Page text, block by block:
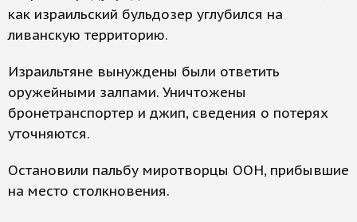
как израильский бульдозер углубился на
ливанскую территорию.
Израильтяне вынуждены были ответить
оружейными залпами. Уничтожены
бронетранспортер и джип, сведения о потерях
уточняются.
Остановили пальбу миротворцы ООН, прибывшие
на место столкновения.